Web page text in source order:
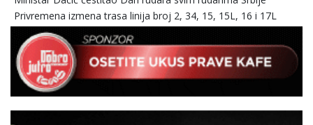
Privremena izmena trasa linija broj 2, 34, 15, 15L, 16 i 17L